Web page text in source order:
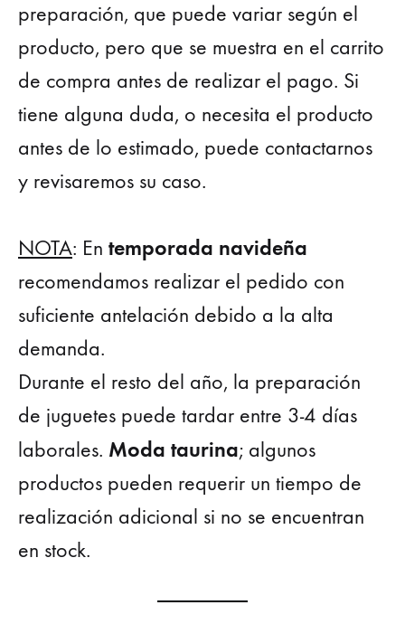
preparación, que puede variar según el
producto, pero que se muestra en el carrito
de compra antes de realizar el pago. Si
tiene alguna duda, o necesita el producto
antes de lo estimado, puede contactarnos
y revisaremos su caso.
NOTA: En temporada navideña
recomendamos realizar el pedido con
suficiente antelación debido a la alta
demanda.
Durante el resto del año, la preparación
de juguetes puede tardar entre 3-4 días
laborales. Moda taurina; algunos
productos pueden requerir un tiempo de
realización adicional si no se encuentran
en stock.